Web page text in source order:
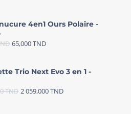
4en1 Ours Polaire -
65,000TND
Trio Next Evo 3 en 1 -
TND 2 059,000TND